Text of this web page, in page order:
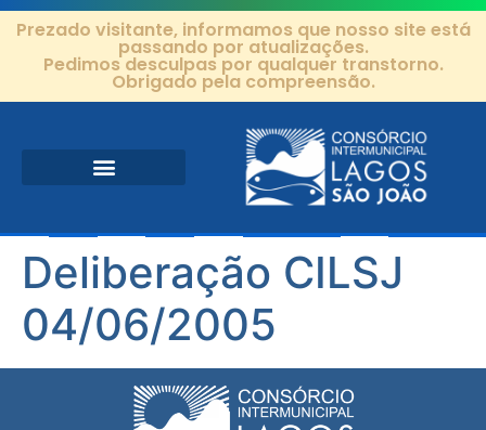
Prezado visitante, informamos que nosso site está
passando por atualizações.
Pedimos desculpas por qualquer transtorno.
Obrigado pela compreensão.
Deliberação CILSJ
04/06/2005